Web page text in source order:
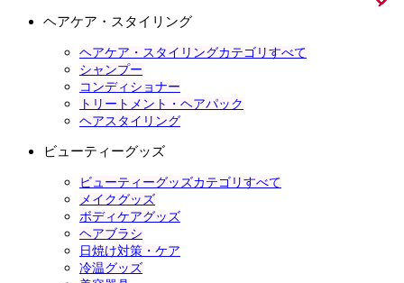
ヘアケア・スタイリング
ヘアケア・スタイリングカテゴリすべて
シャンプー
コンディショナー
トリートメント・ヘアパック
ヘアスタイリング
ビューティーグッズ
ビューティーグッズカテゴリすべて
メイクグッズ
ボディケアグッズ
ヘアブラシ
日焼け対策・ケア
冷温グッズ